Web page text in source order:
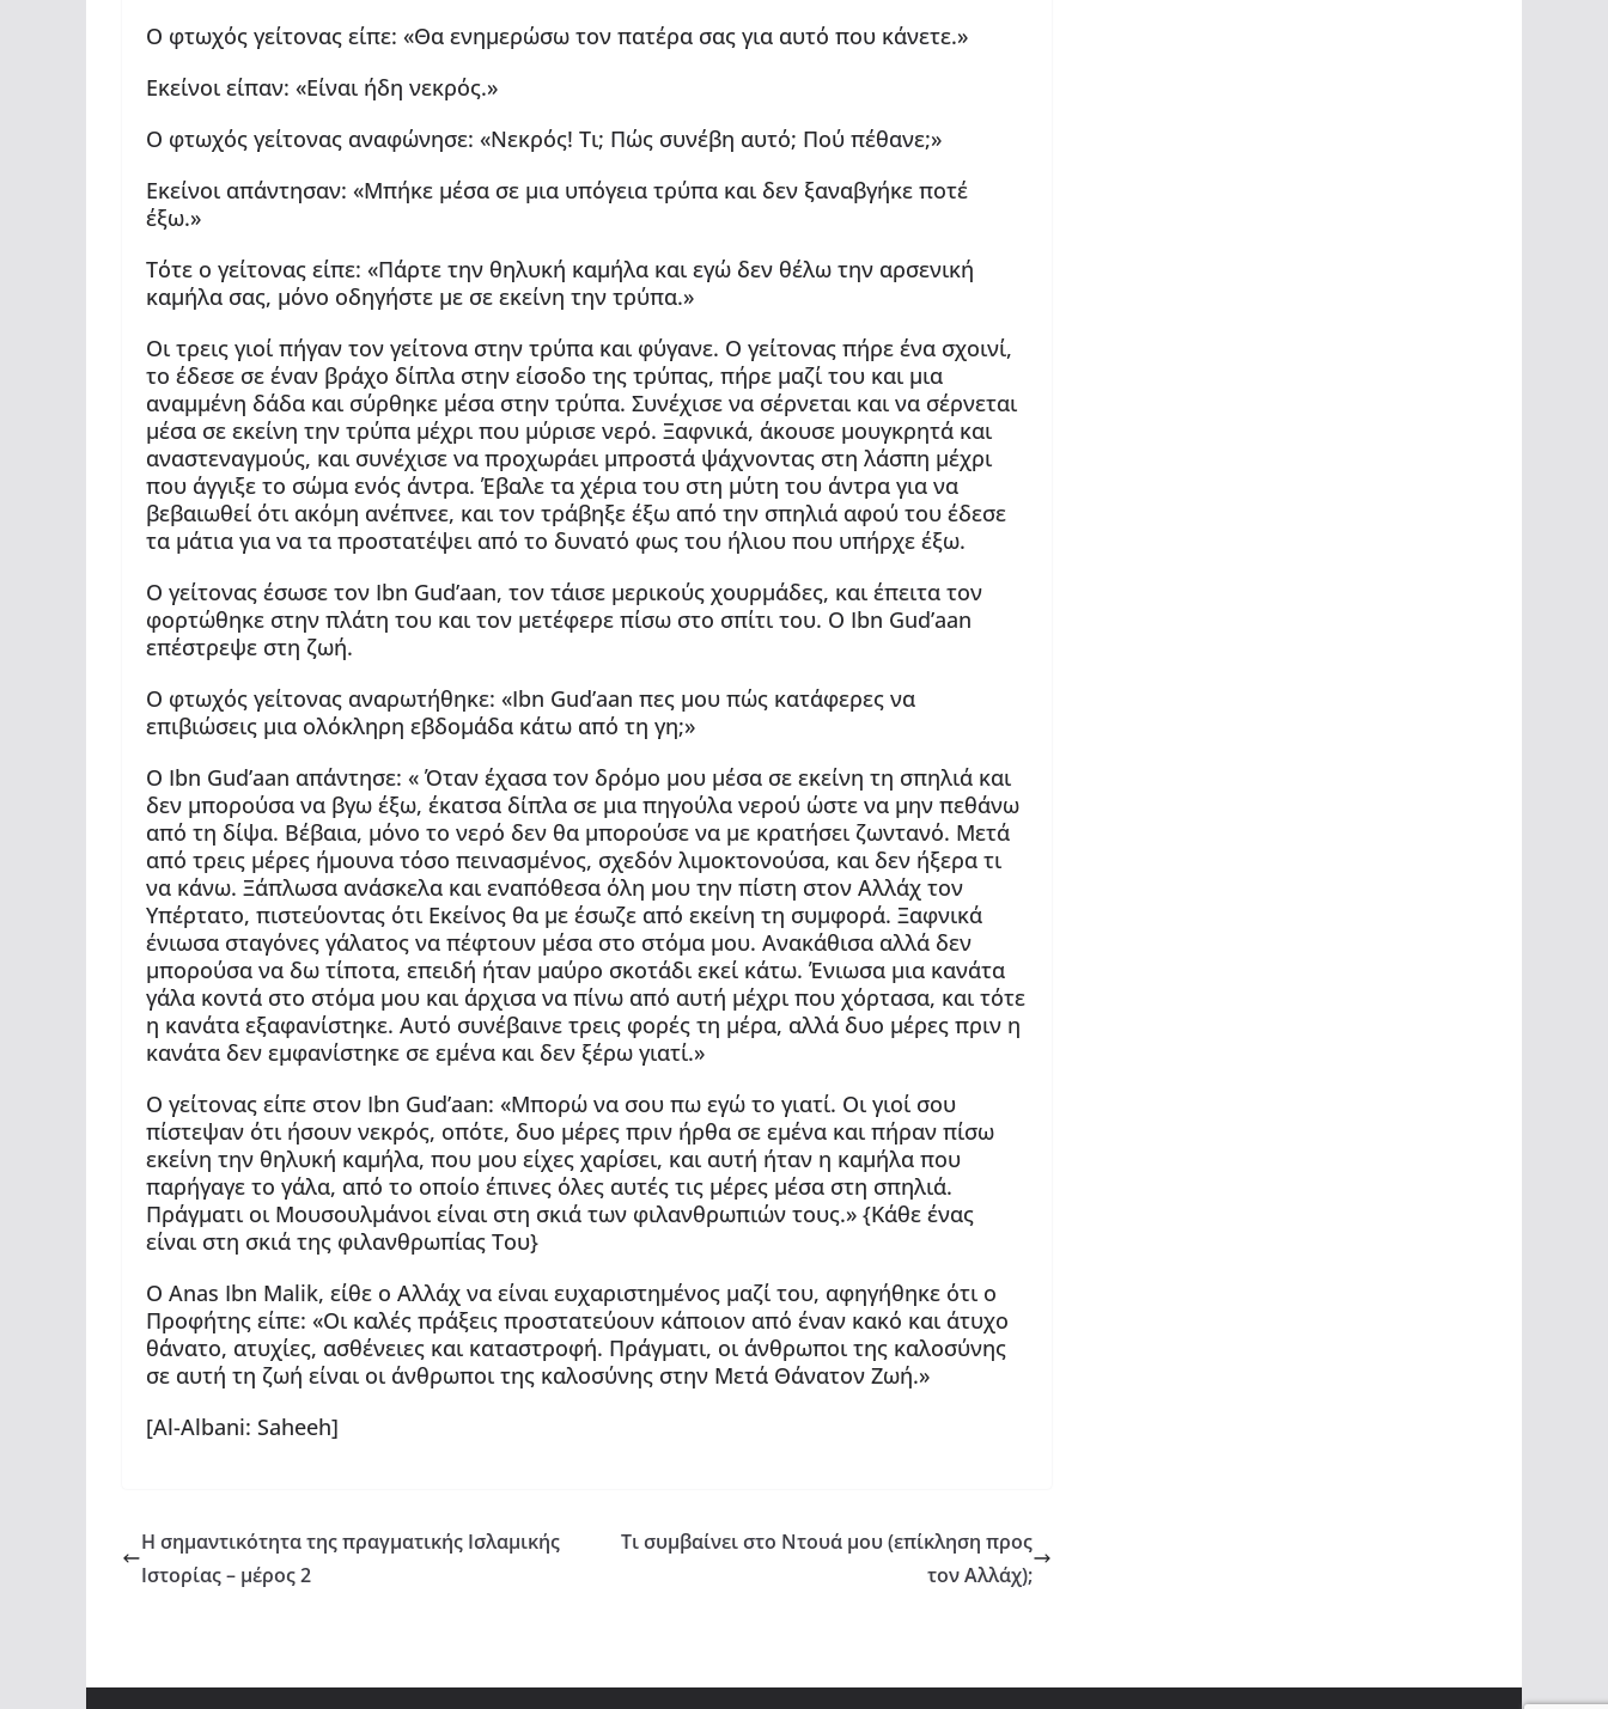
Ο φτωχός γείτονας είπε: «Θα ενημερώσω τον πατέρα σας για αυτό που κάνετε.»
Εκείνοι είπαν: «Είναι ήδη νεκρός.»
Ο φτωχός γείτονας αναφώνησε: «Νεκρός! Τι; Πώς συνέβη αυτό; Πού πέθανε;»
Εκείνοι απάντησαν: «Μπήκε μέσα σε μια υπόγεια τρύπα και δεν ξαναβγήκε ποτέ
έξω.»
Τότε ο γείτονας είπε: «Πάρτε την θηλυκή καμήλα και εγώ δεν θέλω την αρσενική
καμήλα σας, μόνο οδηγήστε με σε εκείνη την τρύπα.»
Οι τρεις γιοί πήγαν τον γείτονα στην τρύπα και φύγανε. Ο γείτονας πήρε ένα σχοινί,
το έδεσε σε έναν βράχο δίπλα στην είσοδο της τρύπας, πήρε μαζί του και μια
αναμμένη δάδα και σύρθηκε μέσα στην τρύπα. Συνέχισε να σέρνεται και να σέρνεται
μέσα σε εκείνη την τρύπα μέχρι που μύρισε νερό. Ξαφνικά, άκουσε μουγκρητά και
αναστεναγμούς, και συνέχισε να προχωράει μπροστά ψάχνοντας στη λάσπη μέχρι
που άγγιξε το σώμα ενός άντρα. Έβαλε τα χέρια του στη μύτη του άντρα για να
βεβαιωθεί ότι ακόμη ανέπνεε, και τον τράβηξε έξω από την σπηλιά αφού του έδεσε
τα μάτια για να τα προστατέψει από το δυνατό φως του ήλιου που υπήρχε έξω.
Ο γείτονας έσωσε τον Ibn Gud’aan, τον τάισε μερικούς χουρμάδες, και έπειτα τον
φορτώθηκε στην πλάτη του και τον μετέφερε πίσω στο σπίτι του. Ο Ibn Gud’aan
επέστρεψε στη ζωή.
Ο φτωχός γείτονας αναρωτήθηκε: «Ibn Gud’aan πες μου πώς κατάφερες να
επιβιώσεις μια ολόκληρη εβδομάδα κάτω από τη γη;»
Ο Ibn Gud’aan απάντησε: « Όταν έχασα τον δρόμο μου μέσα σε εκείνη τη σπηλιά και
δεν μπορούσα να βγω έξω, έκατσα δίπλα σε μια πηγούλα νερού ώστε να μην πεθάνω
από τη δίψα. Βέβαια, μόνο το νερό δεν θα μπορούσε να με κρατήσει ζωντανό. Μετά
από τρεις μέρες ήμουνα τόσο πεινασμένος, σχεδόν λιμοκτονούσα, και δεν ήξερα τι
να κάνω. Ξάπλωσα ανάσκελα και εναπόθεσα όλη μου την πίστη στον Αλλάχ τον
Υπέρτατο, πιστεύοντας ότι Εκείνος θα με έσωζε από εκείνη τη συμφορά. Ξαφνικά
ένιωσα σταγόνες γάλατος να πέφτουν μέσα στο στόμα μου. Ανακάθισα αλλά δεν
μπορούσα να δω τίποτα, επειδή ήταν μαύρο σκοτάδι εκεί κάτω. Ένιωσα μια κανάτα
γάλα κοντά στο στόμα μου και άρχισα να πίνω από αυτή μέχρι που χόρτασα, και τότε
η κανάτα εξαφανίστηκε. Αυτό συνέβαινε τρεις φορές τη μέρα, αλλά δυο μέρες πριν η
κανάτα δεν εμφανίστηκε σε εμένα και δεν ξέρω γιατί.»
Ο γείτονας είπε στον Ibn Gud’aan: «Μπορώ να σου πω εγώ το γιατί. Οι γιοί σου
πίστεψαν ότι ήσουν νεκρός, οπότε, δυο μέρες πριν ήρθα σε εμένα και πήραν πίσω
εκείνη την θηλυκή καμήλα, που μου είχες χαρίσει, και αυτή ήταν η καμήλα που
παρήγαγε το γάλα, από το οποίο έπινες όλες αυτές τις μέρες μέσα στη σπηλιά.
Πράγματι οι Μουσουλμάνοι είναι στη σκιά των φιλανθρωπιών τους.» {Κάθε ένας
είναι στη σκιά της φιλανθρωπίας Του}
Ο Anas Ibn Malik, είθε ο Αλλάχ να είναι ευχαριστημένος μαζί του, αφηγήθηκε ότι ο
Προφήτης είπε: «Οι καλές πράξεις προστατεύουν κάποιον από έναν κακό και άτυχο
θάνατο, ατυχίες, ασθένειες και καταστροφή. Πράγματι, οι άνθρωποι της καλοσύνης
σε αυτή τη ζωή είναι οι άνθρωποι της καλοσύνης στην Μετά Θάνατον Ζωή.»
[Al-Albani: Saheeh]
Η σημαντικότητα της πραγματικής Ισλαμικής
Ιστορίας – μέρος 2
Τι συμβαίνει στο Ντουά μου (επίκληση προς
τον Αλλάχ);